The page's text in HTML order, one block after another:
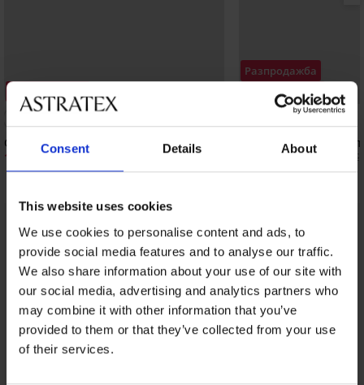
Consent Details About
This website uses cookies
We use cookies to personalise content and ads, to
provide social media features and to analyse our traffic.
We also share information about your use of our site with
our social media, advertising and analytics partners who
may combine it with other information that you’ve
provided to them or that they’ve collected from your use
of their services.
Сутиен Noa неподплатен
16,50 €(32,27 лв.)
Разпродажба
Отстъпка -70%
Сутиен Leticia I
(34,03 лв.) 57,99 €
От същата колекция Покажи